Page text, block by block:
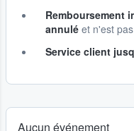
Remboursement
annulé et n'est
Service client
Aucun événement